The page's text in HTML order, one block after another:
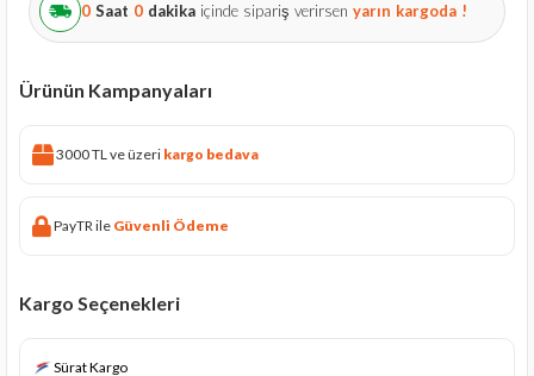
0 Saat 0 dakika içinde sipariş verirsen yarın kargoda !
Ürünün Kampanyaları
3000 TL ve üzeri kargo bedava
PayTR ile Güvenli Ödeme
Kargo Seçenekleri
Sürat Kargo